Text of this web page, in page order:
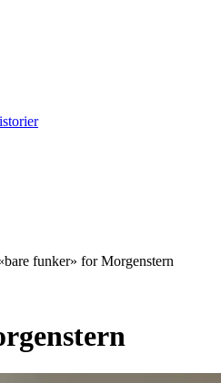
funker» for Morgenstern